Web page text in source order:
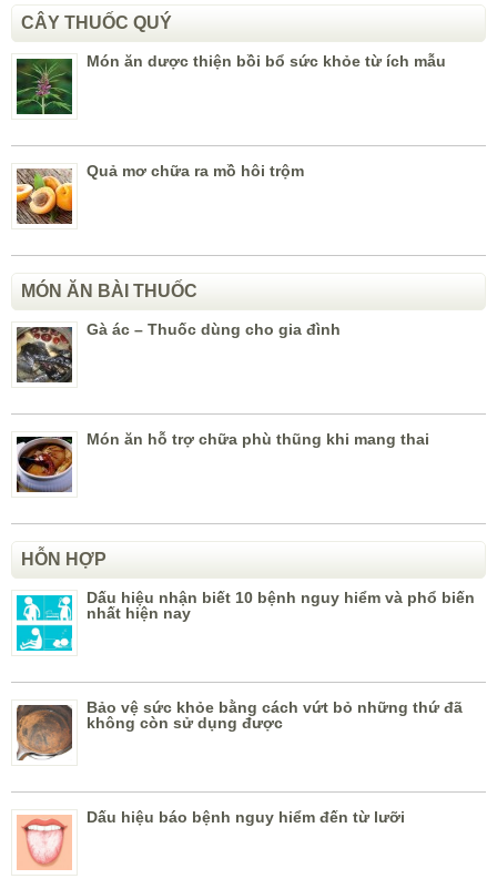
CÂY THUỐC QUÝ
Món ăn dược thiện bồi bổ sức khỏe từ ích mẫu
Quả mơ chữa ra mồ hôi trộm
MÓN ĂN BÀI THUỐC
Gà ác – Thuốc dùng cho gia đình
Món ăn hỗ trợ chữa phù thũng khi mang thai
HỖN HỢP
Dấu hiệu nhận biết 10 bệnh nguy hiểm và phổ biến
nhất hiện nay
Bảo vệ sức khỏe bằng cách vứt bỏ những thứ đã
không còn sử dụng được
Dấu hiệu báo bệnh nguy hiểm đến từ lưỡi